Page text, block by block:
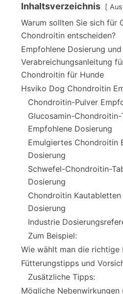
Inhaltsverzeichnis
Warum sollten Sie sich für
Chondroitin entscheiden?
Empfohlene Dosierung und
Verabreichungsanleitung
Chondroitin für Hunde
Hsviko Dog Chondroitin
Chondroitin-Pulver
Glucosamin-Chondroitin-
Empfohlene Dosierung
Emulgiertes Chondroitin
Dosierung
Schwefel-Chondroitin-
Dosierung
Chondroitin
Dosierung
Industrie
Zum Beispiel:
Wie wählt man die richtige
Fütterungstipps und
Zusätzliche Tipps:
Mögliche Nebenwirkungen